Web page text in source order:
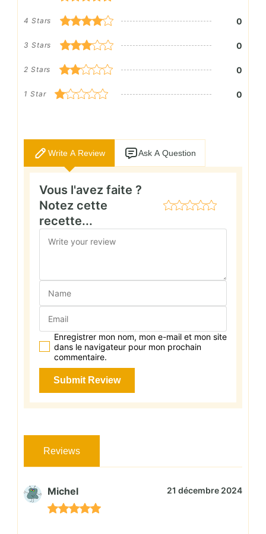
4 Stars 0
3 Stars 0
2 Stars 0
1 Star 0
Write A Review Ask A Question
Vous l'avez faite ?
Notez cette
recette...
Enregistrer mon nom, mon e-mail et mon site
dans le navigateur pour mon prochain
commentaire.
Reviews
Michel 21 décembre 2024